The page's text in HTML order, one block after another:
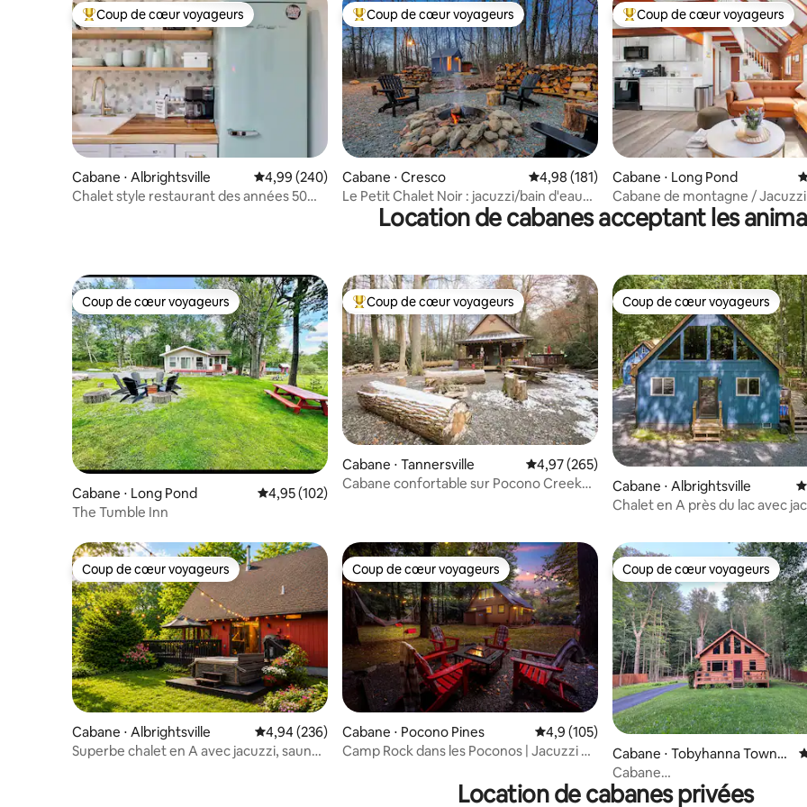
Coups de cœur voyageurs les plus appréciés
Coup de cœur voyageurs
Cabane ⋅ Albrightsville Évaluation moyenne sur la base de 240 commentaires : 4,99 sur 5
4,99 (240)
Chalet style restaurant des années 50
Coups de cœur voyageurs les plus appréciés
Coup de cœur voyageurs
Cabane ⋅ Cresco Évaluation moyenne sur la base de 181
4,98 (181)
Le Petit Chalet Noir : jacuzzi/bain d'eau
froide/sauna
Coups de cœur voyageurs les
Coup de cœur voyageurs
Cabane ⋅ Long Pond
Cabane de montagne /
Salle de jeux
Location de cabanes acceptant les
Coup de cœur voyageurs
Coup de cœur voyageurs
Cabane ⋅ Long Pond Évaluation moyenne sur la base de 102 commentaires : 4,95 sur 5
4,95 (102)
The Tumble Inn
Coups de cœur voyageurs les plus appréciés
Coup de cœur voyageurs
Cabane ⋅ Tannersville Évaluation moyenne sur la base de 265
4,97 (265)
Cabane confortable sur Pocono Creek
Coup de cœur voyageurs
Coup de cœur voyageurs
Cabane ⋅ Albrightsville
Chalet en A près du lac avec
Coup de cœur voyageurs
Coup de cœur voyageurs
Cabane ⋅ Albrightsville Évaluation moyenne sur la base de 236 commentaires : 4,94 sur 5
4,94 (236)
Superbe chalet en A avec jacuzzi, sauna,
Coup de cœur voyageurs
Coup de cœur voyageurs
Cabane ⋅ Pocono Pines Évaluation moyenne sur la base de 105
4,9 (105)
Camp Rock dans les Poconos | Jacuzzi et
Coup de cœur voyageurs
Coup de cœur voyageurs
Cabane ⋅ Tobyhanna Townsh
ip
Cabane
Blackberry/Ski/Randonnée/
Location de cabanes privées